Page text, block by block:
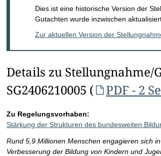
Dies ist eine historische Version der
Gutachten wurde inzwischen
Zur aktuellen Version der
Details zu Stellungnahme/
SG2406210005 (
PDF - 2
Zu Regelungsvorhaben:
Stärkung der Strukturen des bundesweiten
Rund 5,9 Millionen Menschen engagieren sich
Verbesserung der Bildung von Kindern und